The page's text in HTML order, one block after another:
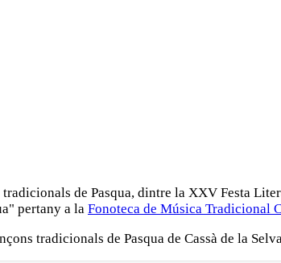
de Pasqua, dintre la XXV Festa
pertany a la Fonoteca de Música Tradicional
tradicionals de Pasqua de Cassà de la